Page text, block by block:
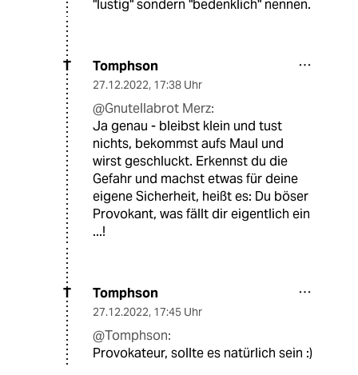
"lustig" sondern "bedenklich" nennen.
T Tomphson
27.12.2022, 17:38 Uhr
@Gnutellabrot Merz:
Ja genau - bleibst klein und tust
nichts, bekommst aufs Maul und
wirst geschluckt. Erkennst du die
Gefahr und machst etwas für deine
eigene Sicherheit, heißt es: Du böser
Provokant, was fällt dir eigentlich ein
...!
T Tomphson
27.12.2022, 17:45 Uhr
@Tomphson:
Provokateur, sollte es natürlich sein :)